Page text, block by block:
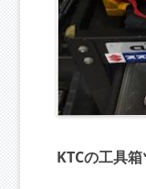
KTCの工具